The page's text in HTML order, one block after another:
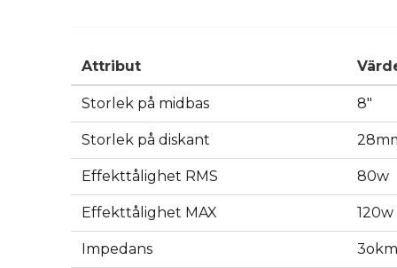
Attribut
Storlek på midbas 8"
Storlek på diskant
Effekttålighet RMS 80w
Effekttålighet MAX 120w
Impedans 3okm